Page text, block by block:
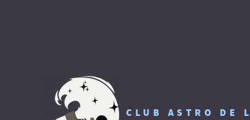
CLUB ASTRO DE